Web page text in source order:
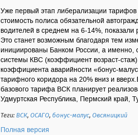
Уже первый этап либерализации
стоимость полиса обязательной
водителей в среднем на 6-14%,
Это станет возможным благодаря тем
инициированы Банком России, а именно,
системы КВС (коэффициент возраст-
коэффициента аварийности «бонус-
тарифного коридора на 20% вниз и
базового тарифа ВСК планирует
Удмуртская Республика, Пермский край,
Теги:ВСК,ОСАГО,бонус-малус,Овсяницкий
Полная версия